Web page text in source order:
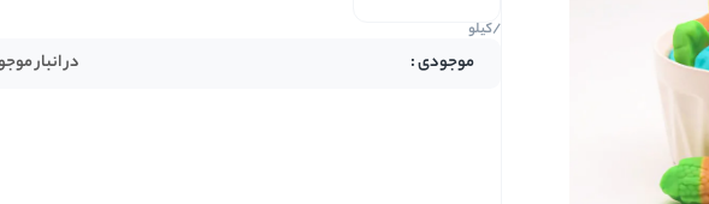
/کیلو
در انبار